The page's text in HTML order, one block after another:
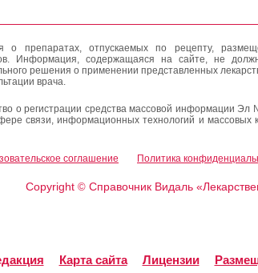
о препаратах, отпускаемых по рецепту,
Информация, содержащаяся на сайте, не
решения о применении представленных
врача.
о регистрации средства массовой информации
связи, информационных технологий и массовых
соглашение Политика
Copyright ©Справочник Видаль
Карта сайта Лицензии